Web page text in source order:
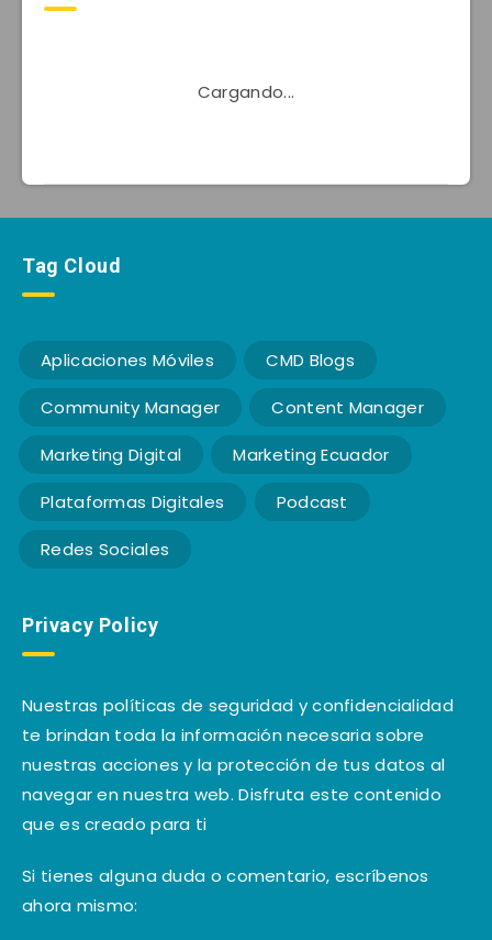
Cargando...
Tag Cloud
Aplicaciones Móviles CMD Blogs
Community Manager Content Manager
Marketing Digital Marketing Ecuador
Plataformas Digitales Podcast
Redes Sociales
Privacy Policy
Nuestras políticas de seguridad y confidencialidad
te brindan toda la información necesaria sobre
nuestras acciones y la protección de tus datos al
navegar en nuestra web. Disfruta este contenido
que es creado para ti
Si tienes alguna duda o comentario, escríbenos
ahora mismo: